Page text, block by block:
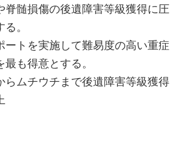
脊髄損傷の後遺障害等級獲得に圧
。
ートを実施して難易度の高い重症
も得意とする。
らムチウチまで後遺障害等級獲得